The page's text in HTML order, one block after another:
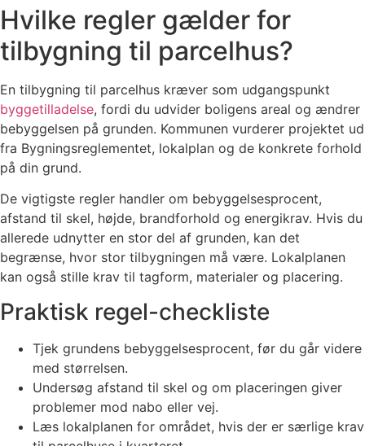
Hvilke regler gælder for
tilbygning til parcelhus?
En tilbygning til parcelhus kræver som udgangspunkt
byggetilladelse, fordi du udvider boligens areal og ændrer
bebyggelsen på grunden. Kommunen vurderer projektet ud
fra Bygningsreglementet, lokalplan og de konkrete forhold
på din grund.
De vigtigste regler handler om bebyggelsesprocent,
afstand til skel, højde, brandforhold og energikrav. Hvis du
allerede udnytter en stor del af grunden, kan det
begrænse, hvor stor tilbygningen må være. Lokalplanen
kan også stille krav til tagform, materialer og placering.
Praktisk regel-checkliste
Tjek grundens bebyggelsesprocent, før du går videre
med størrelsen.
Undersøg afstand til skel og om placeringen giver
problemer mod nabo eller vej.
Læs lokalplanen for området, hvis der er særlige krav